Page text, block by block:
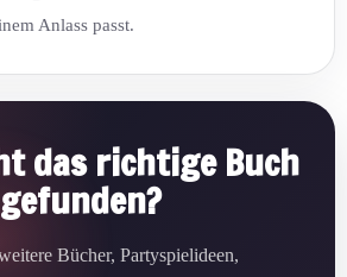
Anlass passt.
das richtige Buch
gefunden?
Bücher, Partyspielideen,